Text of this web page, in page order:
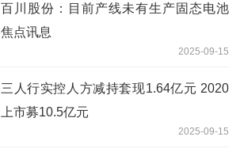
百川股份：目前产线未有生产固态电池
焦点讯息
2025-09-15
三人行实控人方减持套现1.64亿元 2020
上市募10.5亿元
2025-09-15